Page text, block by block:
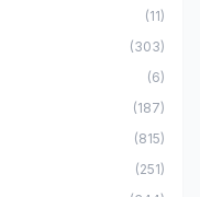
(11)
(303)
(6)
(187)
(815)
(251)